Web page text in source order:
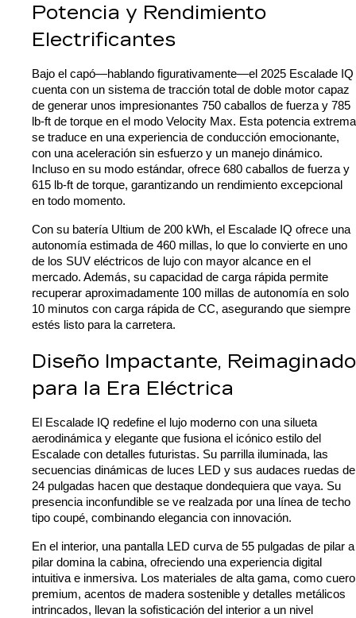
Potencia y Rendimiento
Electrificantes
Bajo el capó—hablando figurativamente—el 2025 Escalade IQ
cuenta con un sistema de tracción total de doble motor capaz
de generar unos impresionantes 750 caballos de fuerza y 785
lb-ft de torque en el modo Velocity Max. Esta potencia extrema
se traduce en una experiencia de conducción emocionante,
con una aceleración sin esfuerzo y un manejo dinámico.
Incluso en su modo estándar, ofrece 680 caballos de fuerza y
615 lb-ft de torque, garantizando un rendimiento excepcional
en todo momento.
Con su batería Ultium de 200 kWh, el Escalade IQ ofrece una
autonomía estimada de 460 millas, lo que lo convierte en uno
de los SUV eléctricos de lujo con mayor alcance en el
mercado. Además, su capacidad de carga rápida permite
recuperar aproximadamente 100 millas de autonomía en solo
10 minutos con carga rápida de CC, asegurando que siempre
estés listo para la carretera.
Diseño Impactante, Reimaginado
para la Era Eléctrica
El Escalade IQ redefine el lujo moderno con una silueta
aerodinámica y elegante que fusiona el icónico estilo del
Escalade con detalles futuristas. Su parrilla iluminada, las
secuencias dinámicas de luces LED y sus audaces ruedas de
24 pulgadas hacen que destaque dondequiera que vaya. Su
presencia inconfundible se ve realzada por una línea de techo
tipo coupé, combinando elegancia con innovación.
En el interior, una pantalla LED curva de 55 pulgadas de pilar a
pilar domina la cabina, ofreciendo una experiencia digital
intuitiva e inmersiva. Los materiales de alta gama, como cuero
premium, acentos de madera sostenible y detalles metálicos
intrincados, llevan la sofisticación del interior a un nivel